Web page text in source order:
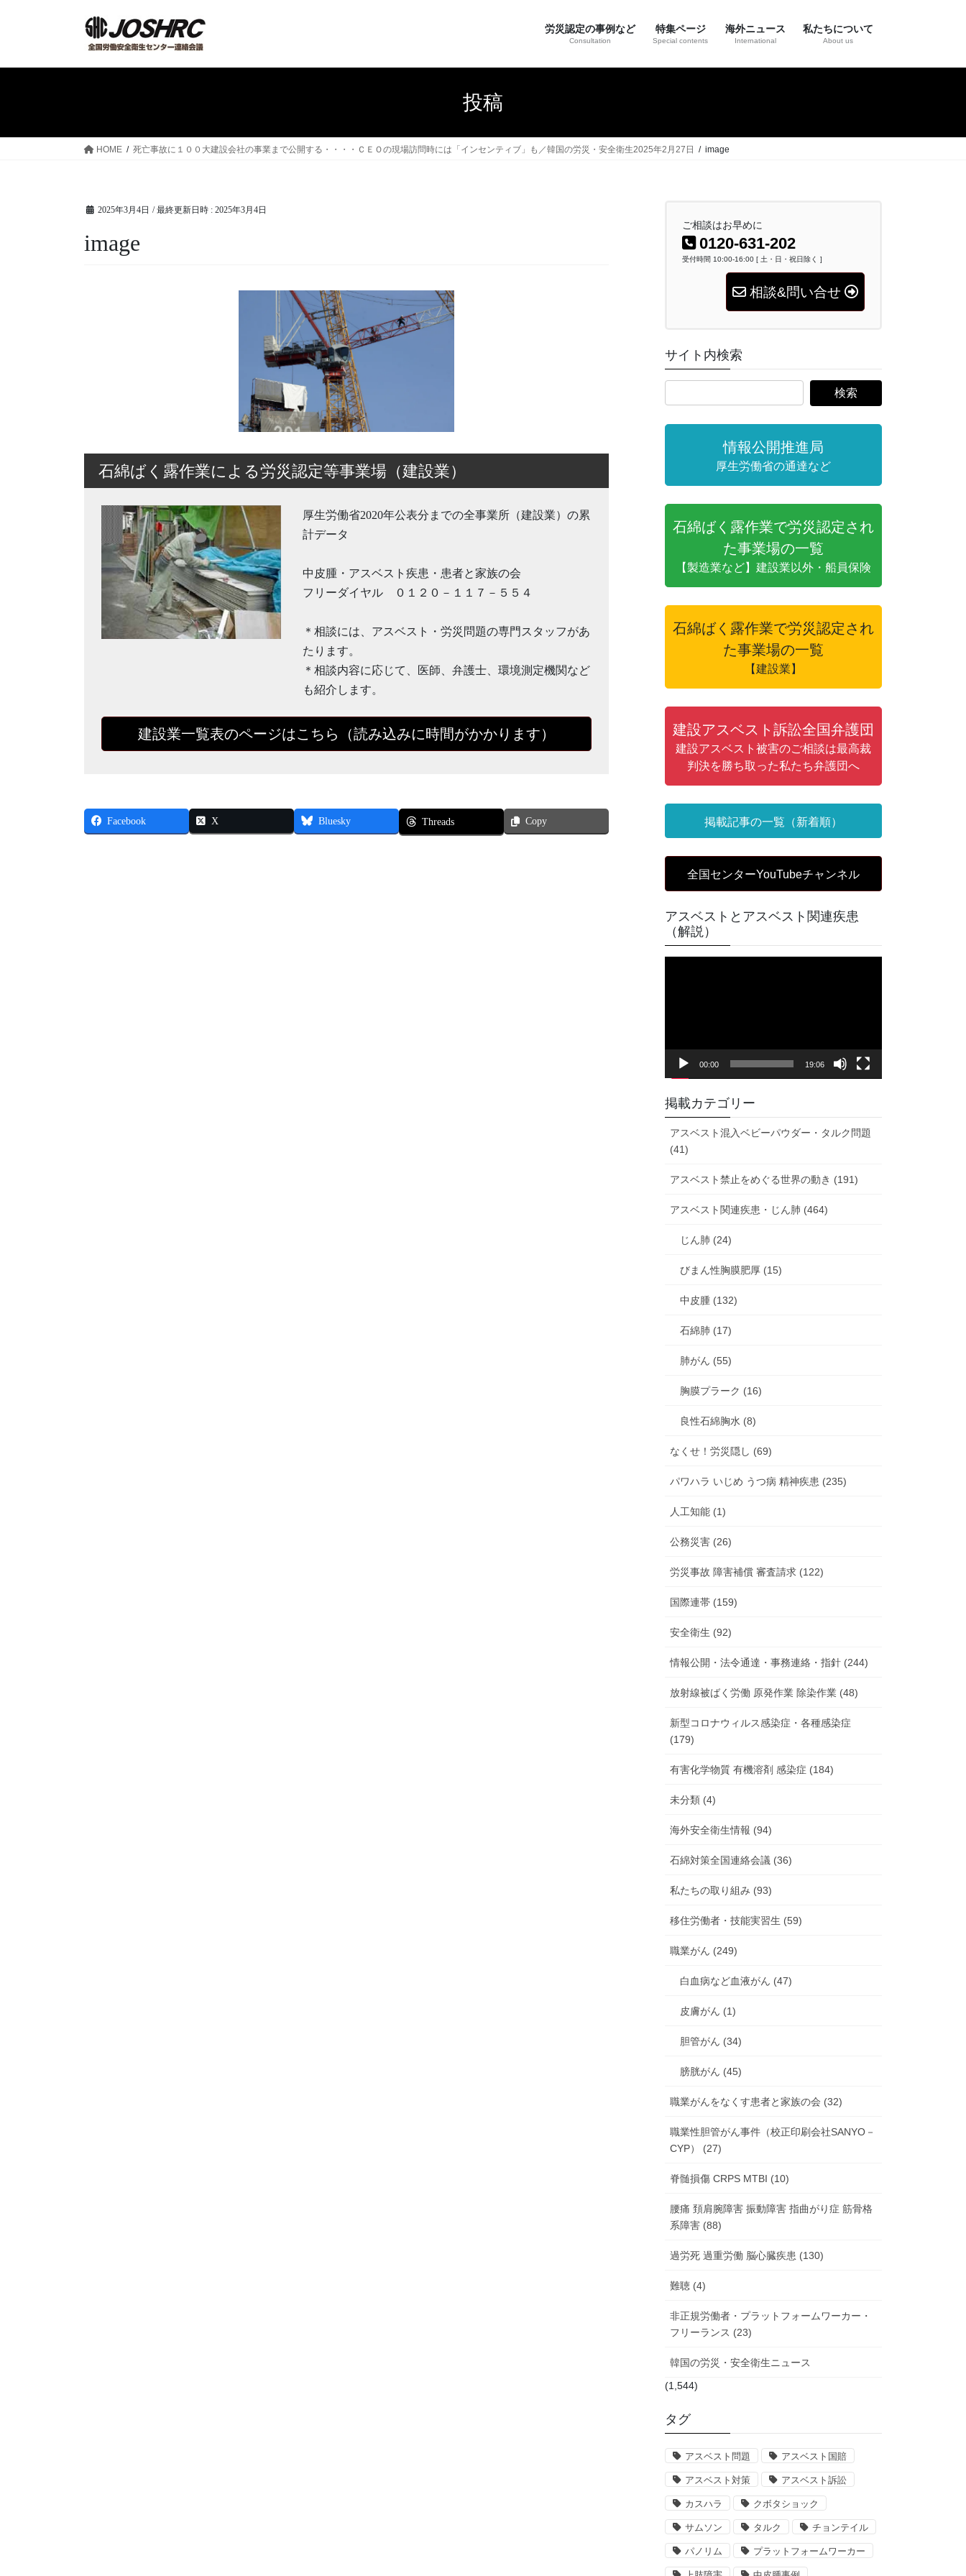
労災認定の事例など
Consultation
特集ページ
Special contents
海外ニュース
International
私たちについて
About us
投稿
HOME 死亡事故に１００大建設会社の事業まで公開する・・・・ＣＥＯの現場訪問時には「インセンティブ」も／韓国の労災・安全衛生2025年2月27日 image
2025年3月4日 / 最終更新日時 : 2025年3月4日
image
石綿ばく露作業による労災認定等事業場（建設業）
厚生労働省2020年公表分までの全事業所（建設業）の累
計データ
中皮腫・アスベスト疾患・患者と家族の会
フリーダイヤル ０１２０－１１７－５５４
＊相談には、アスベスト・労災問題の専門スタッフがあ
たります。
＊相談内容に応じて、医師、弁護士、環境測定機関など
も紹介します。
建設業一覧表のページはこちら（読み込みに時間がかかります）
Facebook X Bluesky Threads Copy
ご相談はお早めに
0120-631-202
受付時間 10:00-16:00 [ 土・日・祝日除く ]
相談&問い合せ
サイト内検索
情報公開推進局
厚生労働省の通達など
石綿ばく露作業で労災認定され
た事業場の一覧
【製造業など】建設業以外・船員保険
石綿ばく露作業で労災認定され
た事業場の一覧
【建設業】
建設アスベスト訴訟全国弁護団
建設アスベスト被害のご相談は最高裁
判決を勝ち取った私たち弁護団へ
掲載記事の一覧（新着順）
全国センターYouTubeチャンネル
アスベストとアスベスト関連疾患
（解説）
ヤ
00:00 19:06
掲載カテゴリー
アスベスト混入ベビーパウダー・タルク問題
(41)
アスベスト禁止をめぐる世界の動き (191)
アスベスト関連疾患・じん肺 (464)
じん肺 (24)
びまん性胸膜肥厚 (15)
中皮腫 (132)
石綿肺 (17)
肺がん (55)
胸膜プラーク (16)
良性石綿胸水 (8)
なくせ！労災隠し (69)
パワハラ いじめ うつ病 精神疾患 (235)
人工知能 (1)
公務災害 (26)
労災事故 障害補償 審査請求 (122)
国際連帯 (159)
安全衛生 (92)
情報公開・法令通達・事務連絡・指針 (244)
放射線被ばく労働 原発作業 除染作業 (48)
新型コロナウィルス感染症・各種感染症
(179)
有害化学物質 有機溶剤 感染症 (184)
未分類 (4)
海外安全衛生情報 (94)
石綿対策全国連絡会議 (36)
私たちの取り組み (93)
移住労働者・技能実習生 (59)
職業がん (249)
白血病など血液がん (47)
皮膚がん (1)
胆管がん (34)
膀胱がん (45)
職業がんをなくす患者と家族の会 (32)
職業性胆管がん事件（校正印刷会社SANYO－
CYP） (27)
脊髄損傷 CRPS MTBI (10)
腰痛 頚肩腕障害 振動障害 指曲がり症 筋骨格
系障害 (88)
過労死 過重労働 脳心臓疾患 (130)
難聴 (4)
非正規労働者・プラットフォームワーカー・
フリーランス (23)
韓国の労災・安全衛生ニュース
(1,544)
タグ
アスベスト問題 アスベスト国賠
アスベスト対策 アスベスト訴訟
カスハラ クボタショック
サムソン タルク チョンテイル
パノリム プラットフォームワーカー